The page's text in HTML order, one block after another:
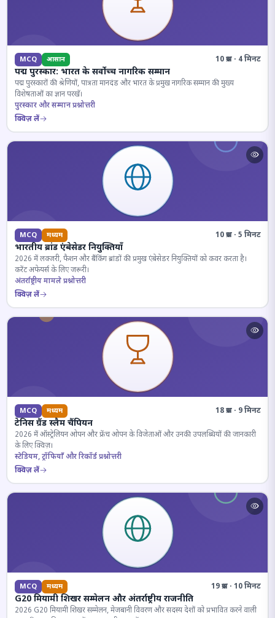
MCQ आसान 10 प्रश्न · 4 मिनट
पद्म पुरस्कार: भारत के सर्वोच्च नागरिक सम्मान
पद्म पुरस्कारों की श्रेणियों, पात्रता मानदंड और भारत के प्रमुख नागरिक सम्मान की मुख्य
विशेषताओं का ज्ञान परखें।
पुरस्कार और सम्मान प्रश्नोत्तरी
क्विज़ लें
MCQ मध्यम 10 प्रश्न · 5 मिनट
भारतीय ब्रांड एंबेसेडर नियुक्तियाँ
2026 में लक्जरी, फैशन और बैंकिंग ब्रांडों की प्रमुख एंबेसेडर नियुक्तियों को कवर करता है।
करेंट अफेयर्स के लिए जरूरी।
अंतर्राष्ट्रीय मामले प्रश्नोत्तरी
क्विज़ लें
MCQ मध्यम 18 प्रश्न · 9 मिनट
टेनिस ग्रैंड स्लैम चैंपियन
2026 में ऑस्ट्रेलियन ओपन और फ्रेंच ओपन के विजेताओं और उनकी उपलब्धियों की जानकारी
के लिए क्विज़।
स्टेडियम, ट्रॉफियाँ और रिकॉर्ड प्रश्नोत्तरी
क्विज़ लें
MCQ मध्यम 19 प्रश्न · 10 मिनट
G20 मियामी शिखर सम्मेलन और अंतर्राष्ट्रीय राजनीति
2026 G20 मियामी शिखर सम्मेलन, मेजबानी विवरण और सदस्य देशों को प्रभावित करने वाली